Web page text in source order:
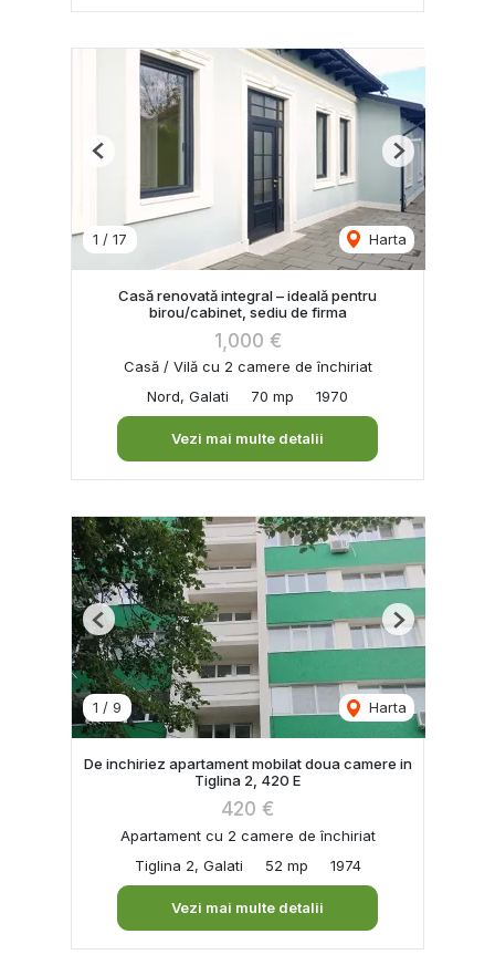
1 / 17 Harta
Previous Next
Casă renovată integral – ideală pentru
birou/cabinet, sediu de firma
1,000 €
Casă / Vilă cu 2 camere de închiriat
Nord, Galati
70 mp 1970
Vezi mai multe detalii
1 / 9 Harta
Previous Next
De inchiriez apartament mobilat doua camere in
Tiglina 2, 420 E
420 €
Apartament cu 2 camere de închiriat
Tiglina 2, Galati
52 mp 1974
Vezi mai multe detalii